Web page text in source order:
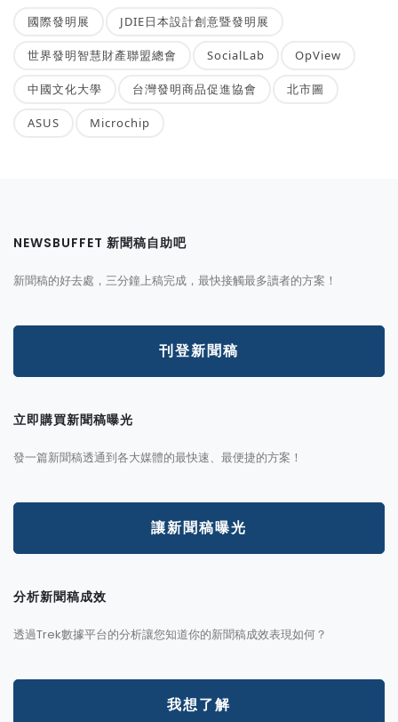
國際發明展 JDIE日本設計創意暨發明展
世界發明智慧財產聯盟總會 SocialLab OpView
中國文化大學 台灣發明商品促進協會 北市圖
ASUS Microchip
NEWSBUFFET 新聞稿自助吧
新聞稿的好去處，三分鐘上稿完成，最快接觸最多讀者的方案！
刊登新聞稿
立即購買新聞稿曝光
發一篇新聞稿透通到各大媒體的最快速、最便捷的方案！
讓新聞稿曝光
分析新聞稿成效
透過Trek數據平台的分析讓您知道你的新聞稿成效表現如何？
我想了解